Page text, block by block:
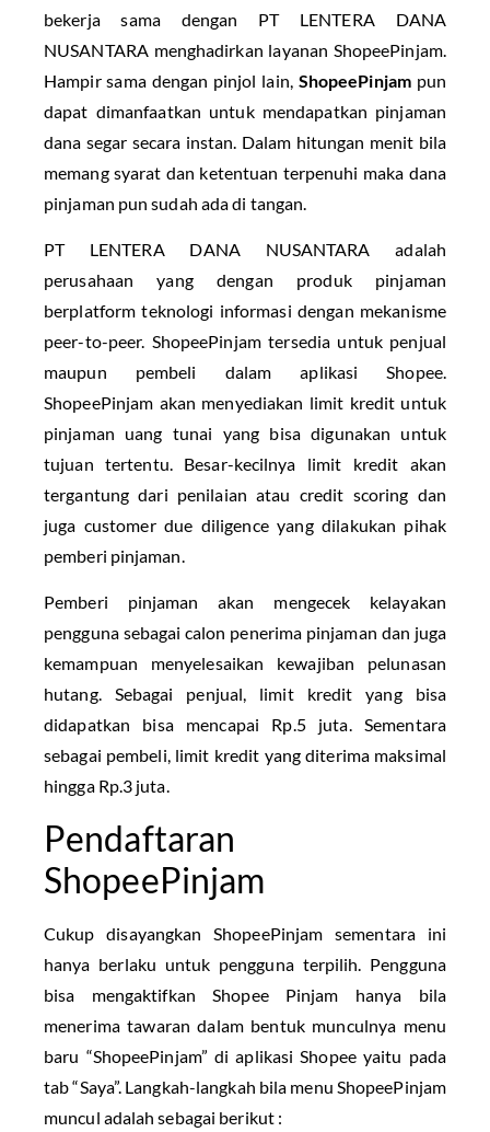
bekerja sama dengan PT LENTERA DANA
NUSANTARA menghadirkan layanan ShopeePinjam.
Hampir sama dengan pinjol lain, ShopeePinjampun
dapat dimanfaatkan untuk mendapatkan pinjaman
dana segar secara instan. Dalam hitungan menit bila
memang syarat dan ketentuan terpenuhi maka dana
pinjaman pun sudah ada di tangan.
PT LENTERA DANA NUSANTARA adalah
perusahaan yang dengan produk pinjaman
berplatform teknologi informasi dengan mekanisme
peer-to-peer. ShopeePinjam tersedia untuk penjual
maupun pembeli dalam aplikasi Shopee.
ShopeePinjam akan menyediakan limit kredit untuk
pinjaman uang tunai yang bisa digunakan untuk
tujuan tertentu. Besar-kecilnya limit kredit akan
tergantung dari penilaian atau credit scoring dan
juga customer due diligence yang dilakukan pihak
pemberi pinjaman.
Pemberi pinjaman akan mengecek kelayakan
pengguna sebagai calon penerima pinjaman dan juga
kemampuan menyelesaikan kewajiban pelunasan
hutang. Sebagai penjual, limit kredit yang bisa
didapatkan bisa mencapai Rp.5 juta. Sementara
sebagai pembeli, limit kredit yang diterima maksimal
hingga Rp.3 juta.
Pendaftaran
ShopeePinjam
Cukup disayangkan ShopeePinjam sementara ini
hanya berlaku untuk pengguna terpilih. Pengguna
bisa mengaktifkan Shopee Pinjam hanya bila
menerima tawaran dalam bentuk munculnya menu
baru “ShopeePinjam” di aplikasi Shopee yaitu pada
tab “Saya”. Langkah-langkah bila menu ShopeePinjam
muncul adalah sebagai berikut :